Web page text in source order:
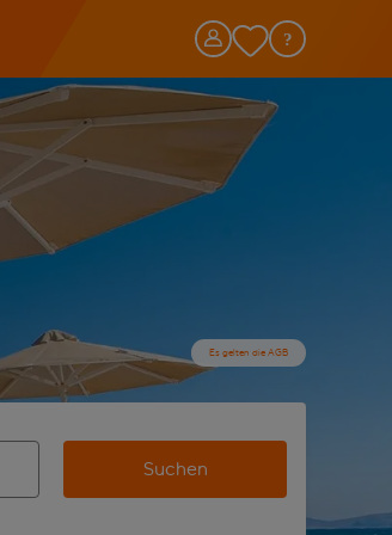
Es gelten die AGB
verfügbar sind, verwende die
vervollständigte Ergebnisse
Suchen